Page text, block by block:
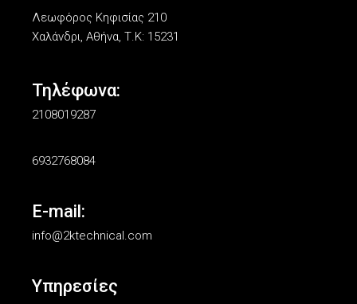
Λεωφόρος Κηφισίας 210
Χαλάνδρι, Αθήνα, Τ.Κ: 15231
Τηλέφωνα:
2108019287
6932768084
E-mail:
info@2ktechnical.com
Υπηρεσίες